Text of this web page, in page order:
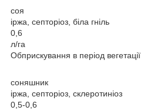
соя
іржа, септоріоз, біла гніль
0,6
л/га
Обприскування в період вегетації
соняшник
іржа, септоріоз, склеротиніоз
0,5-0,6